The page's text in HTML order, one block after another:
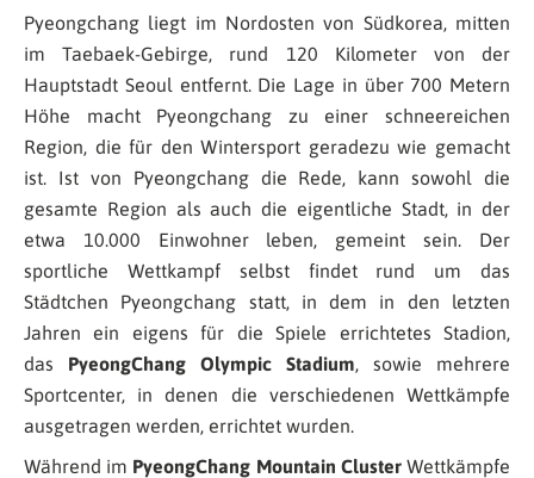
Pyeongchang liegt im Nordosten von Südkorea, mitten
im Taebaek-Gebirge, rund 120 Kilometer von der
Hauptstadt Seoul entfernt. Die Lage in über 700 Metern
Höhe macht Pyeongchang zu einer schneereichen
Region, die für den Wintersport geradezu wie gemacht
ist. Ist von Pyeongchang die Rede, kann sowohl die
gesamte Region als auch die eigentliche Stadt, in der
etwa 10.000 Einwohner leben, gemeint sein. Der
sportliche Wettkampf selbst findet rund um das
Städtchen Pyeongchang statt, in dem in den letzten
Jahren ein eigens für die Spiele errichtetes Stadion,
das PyeongChang Olympic Stadium, sowie mehrere
Sportcenter, in denen die verschiedenen Wettkämpfe
ausgetragen werden, errichtet wurden.
Während im PyeongChang Mountain ClusterWettkämpfe